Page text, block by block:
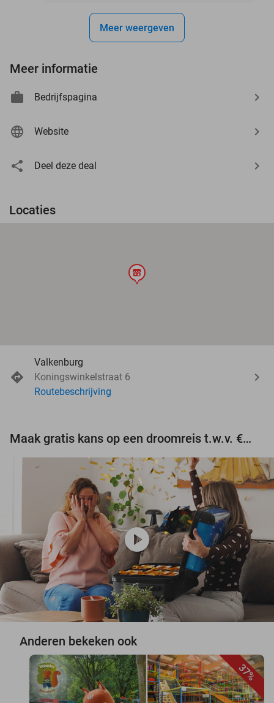
Meer weergeven
Meer informatie
Bedrijfspagina
Website
Deel deze deal
Locaties
store
Valkenburg
Koningswinkelstraat 6
Routebeschrijving
Maak gratis kans op een droomreis t.w.v. €3.000!
play_circle
Anderen bekeken ook
37%